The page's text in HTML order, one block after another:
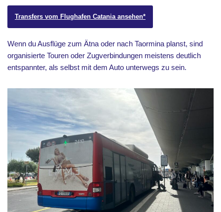
Transfers vom Flughafen Catania ansehen*
Wenn du Ausflüge zum Ätna oder nach Taormina planst, sind
organisierte Touren oder Zugverbindungen meistens deutlich
entspannter, als selbst mit dem Auto unterwegs zu sein.